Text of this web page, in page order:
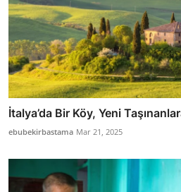
İtalya’da Bir Köy, Yeni
ebubekirbastama Mar 21, 2025